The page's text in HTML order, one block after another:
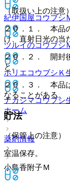
紀伊国屋コウブシ
ツルイのコウブシ
ホリエコウブシＫ
ナカジマコウブシ
ホーム
薬剤情報
小島香附子Ｍ
（取扱い上の注意）
２０．１． 本品
け、直射日光の当
２０．２． 開封
と。
２０．３． 本品
なることがある。
貯法
（保管上の注意）
室温保存。